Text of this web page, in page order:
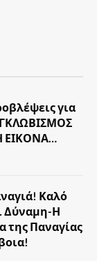
για
ΕΙΚΟΝΑ…
Καλό
Δύναμη-Η
της Παναγίας